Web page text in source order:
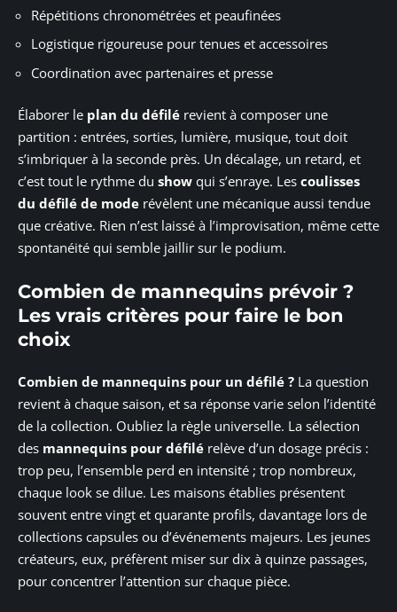
Répétitions chronométrées et peaufinées
Logistique rigoureuse pour tenues et accessoires
Coordination avec partenaires et presse
Élaborer le plan du défilé revient à composer une
partition : entrées, sorties, lumière, musique, tout doit
s’imbriquer à la seconde près. Un décalage, un retard, et
c’est tout le rythme du show qui s’enraye. Les coulisses
du défilé de mode révèlent une mécanique aussi tendue
que créative. Rien n’est laissé à l’improvisation, même cette
spontanéité qui semble jaillir sur le podium.
Combien de mannequins prévoir ?
Les vrais critères pour faire le bon
choix
Combien de mannequins pour un défilé ? La question
revient à chaque saison, et sa réponse varie selon l’identité
de la collection. Oubliez la règle universelle. La sélection
des mannequins pour défilé relève d’un dosage précis :
trop peu, l’ensemble perd en intensité ; trop nombreux,
chaque look se dilue. Les maisons établies présentent
souvent entre vingt et quarante profils, davantage lors de
collections capsules ou d’événements majeurs. Les jeunes
créateurs, eux, préfèrent miser sur dix à quinze passages,
pour concentrer l’attention sur chaque pièce.